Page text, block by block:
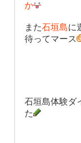
か
また石垣島に
待ってマース
石垣島体験ダ
た